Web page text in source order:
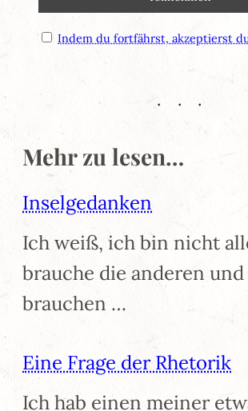
Indem du fortfährst, akzeptierst
Mehr zu lesen…
Inselgedanken
Ich weiß, ich bin nicht
brauche die anderen und
brauchen …
Eine Frage der Rhetorik
Ich hab einen meiner